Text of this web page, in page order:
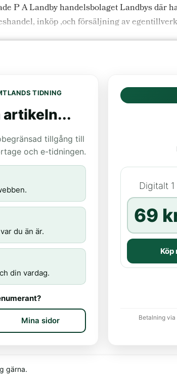
P A Landby handelsbolaget Landbys där
inköp ,och försäljning av
TIDNING
artikeln...
tillgång till
och e-tidningen.
du än är.
din vardag.
Mina sidor
Digitalt
69
Köp
Betalning
gärna.